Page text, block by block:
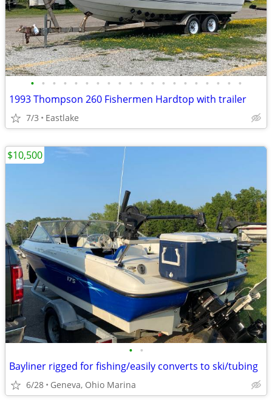
• • • • • • • • • • • • • • • • • • • •
1993 Thompson 260 Fishermen Hardtop with trailer
7/3 Eastlake
• •
Bayliner rigged for fishing/easily converts to ski/tubing
6/28 Geneva, Ohio Marina
$10,500